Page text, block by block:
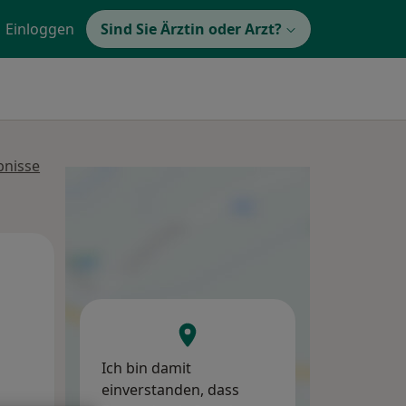
Einloggen Sind Sie Ärztin oder Arzt?
Ich bin damit
einverstanden, dass